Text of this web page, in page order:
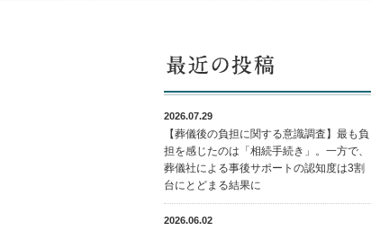
2026.07.29
【葬儀後の負担に関する意識調査】最も負
担を感じたのは「相続手続き」。一方で、
葬儀社による事後サポートの認知度は3割
台にとどまる結果に
2026.06.02